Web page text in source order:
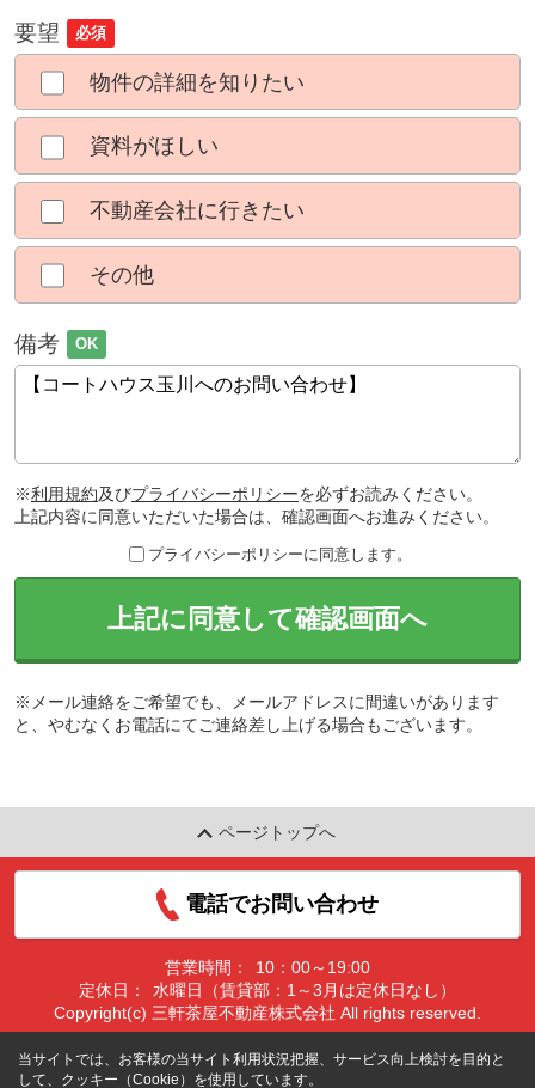
要望 必須
物件の詳細を知りたい
資料がほしい
不動産会社に行きたい
その他
備考 OK
※利用規約及びプライバシーポリシーを必ずお読みください。
上記内容に同意いただいた場合は、確認画面へお進みください。
プライバシーポリシーに同意します。
上記に同意して確認画面へ
※メール連絡をご希望でも、メールアドレスに間違いがあります
と、やむなくお電話にてご連絡差し上げる場合もございます。
ページトップへ
電話でお問い合わせ
営業時間：
10：00～19:00
定休日：
水曜日（賃貸部：1～3月は定休日なし）
Copyright(c) 三軒茶屋不動産株式会社 All rights reserved.
当サイトでは、お客様の当サイト利用状況把握、サービス向上検討を目的と
して、クッキー（Cookie）を使用しています。